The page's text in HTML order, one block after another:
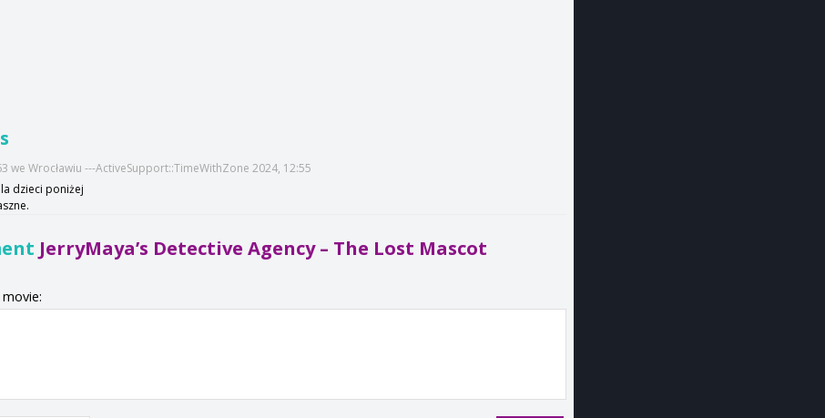
we Wrocławiu ---ActiveSupport::TimeWithZone 2024, 12:55
dzieci poniżej
JerryMaya’s Detective Agency – The Lost Mascot